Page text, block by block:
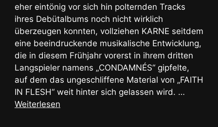
eher eintönig vor sich hin polternden Tracks
ihres Debütalbums noch nicht wirklich
überzeugen konnten, vollziehen KARNE seitdem
eine beeindruckende musikalische Entwicklung,
die in diesem Frühjahr vorerst in ihrem dritten
Langspieler namens „CONDAMNÉS“ gipfelte,
auf dem das ungeschliffene Material von „FAITH
IN FLESH“ weit hinter sich gelassen wird. …
Weiterlesen